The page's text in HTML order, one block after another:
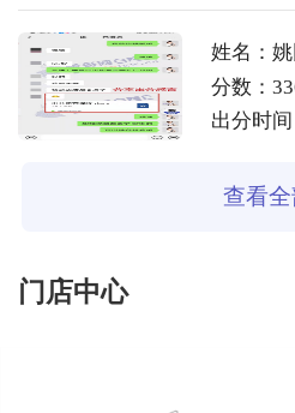
姓名：
分数：
出分时
查看全
门店中心